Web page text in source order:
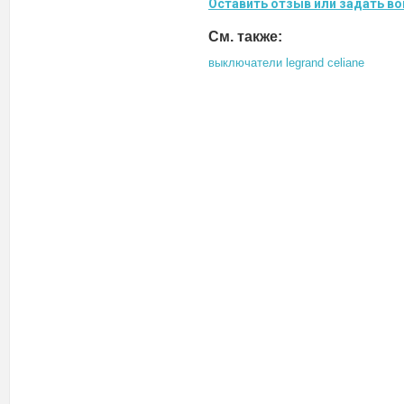
Оставить отзыв или задать
См. также:
выключатели legrand celiane